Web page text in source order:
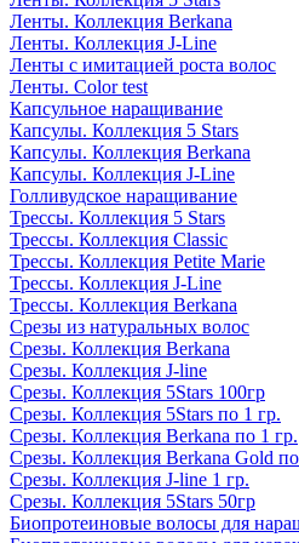
Ленты. Коллекция Berkana
Ленты. Коллекция J-Line
Ленты с имитацией роста волос
Ленты. Color test
Капсульное наращивание
Капсулы. Коллекция 5 Stars
Капсулы. Коллекция Berkana
Капсулы. Коллекция J-Line
Голливудское наращивание
Трессы. Коллекция 5 Stars
Трессы. Коллекция Classic
Трессы. Коллекция Petite Marie
Трессы. Коллекция J-Line
Трессы. Коллекция Berkana
Срезы из натуральных волос
Срезы. Коллекция Berkana
Срезы. Коллекция J-line
Срезы. Коллекция 5Stars 100гр
Срезы. Коллекция 5Stars по 1 гр.
Срезы. Коллекция Berkana по 1 гр.
Срезы. Коллекция Berkana Gold
Срезы. Коллекция J-line 1 гр.
Срезы. Коллекция 5Stars 50гр
Биопротеиновые волосы для